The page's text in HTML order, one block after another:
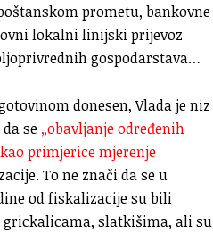
prometu, bankovne
lokalni linijski prijevoz
gospodarstava…
donesen, Vlada je niz
se „obavljanje određenih
primjerice mjerenje
To ne znači da se u
od fiskalizacije su bili
slatkišima, ali su